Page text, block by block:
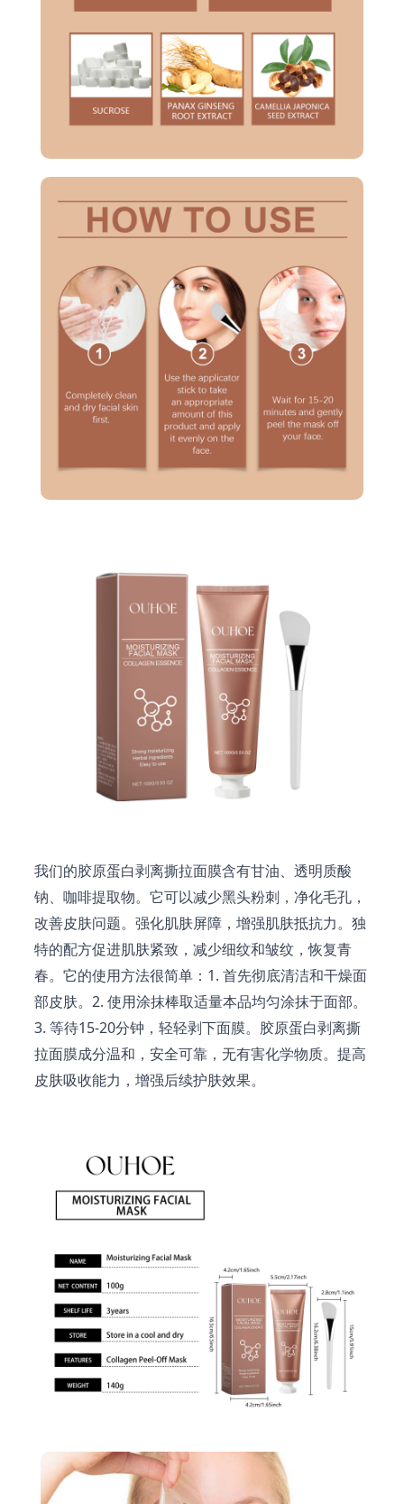
我们的胶原蛋白剥离撕拉面膜含有甘油、透明质酸
钠、咖啡提取物。它可以减少黑头粉刺，净化毛孔，
改善皮肤问题。强化肌肤屏障，增强肌肤抵抗力。独
特的配方促进肌肤紧致，减少细纹和皱纹，恢复青
春。它的使用方法很简单：1. 首先彻底清洁和干燥面
部皮肤。2. 使用涂抹棒取适量本品均匀涂抹于面部。
3. 等待15-20分钟，轻轻剥下面膜。胶原蛋白剥离撕
拉面膜成分温和，安全可靠，无有害化学物质。提高
皮肤吸收能力，增强后续护肤效果。